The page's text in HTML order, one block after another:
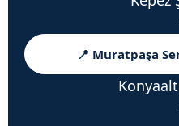
📍 Muratpaşa